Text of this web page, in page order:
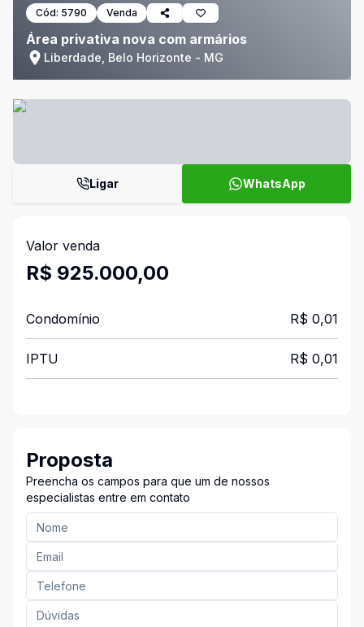
Cód: 5790 Venda
Área privativa nova com armários
Liberdade, Belo Horizonte - MG
Ligar WhatsApp
Valor venda
R$ 925.000,00
Condomínio R$ 0,01
IPTU R$ 0,01
Proposta
Preencha os campos para que um de nossos
especialistas entre em contato